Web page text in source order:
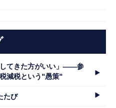
してきた方がいい」――参
減税という"愚策"
たび